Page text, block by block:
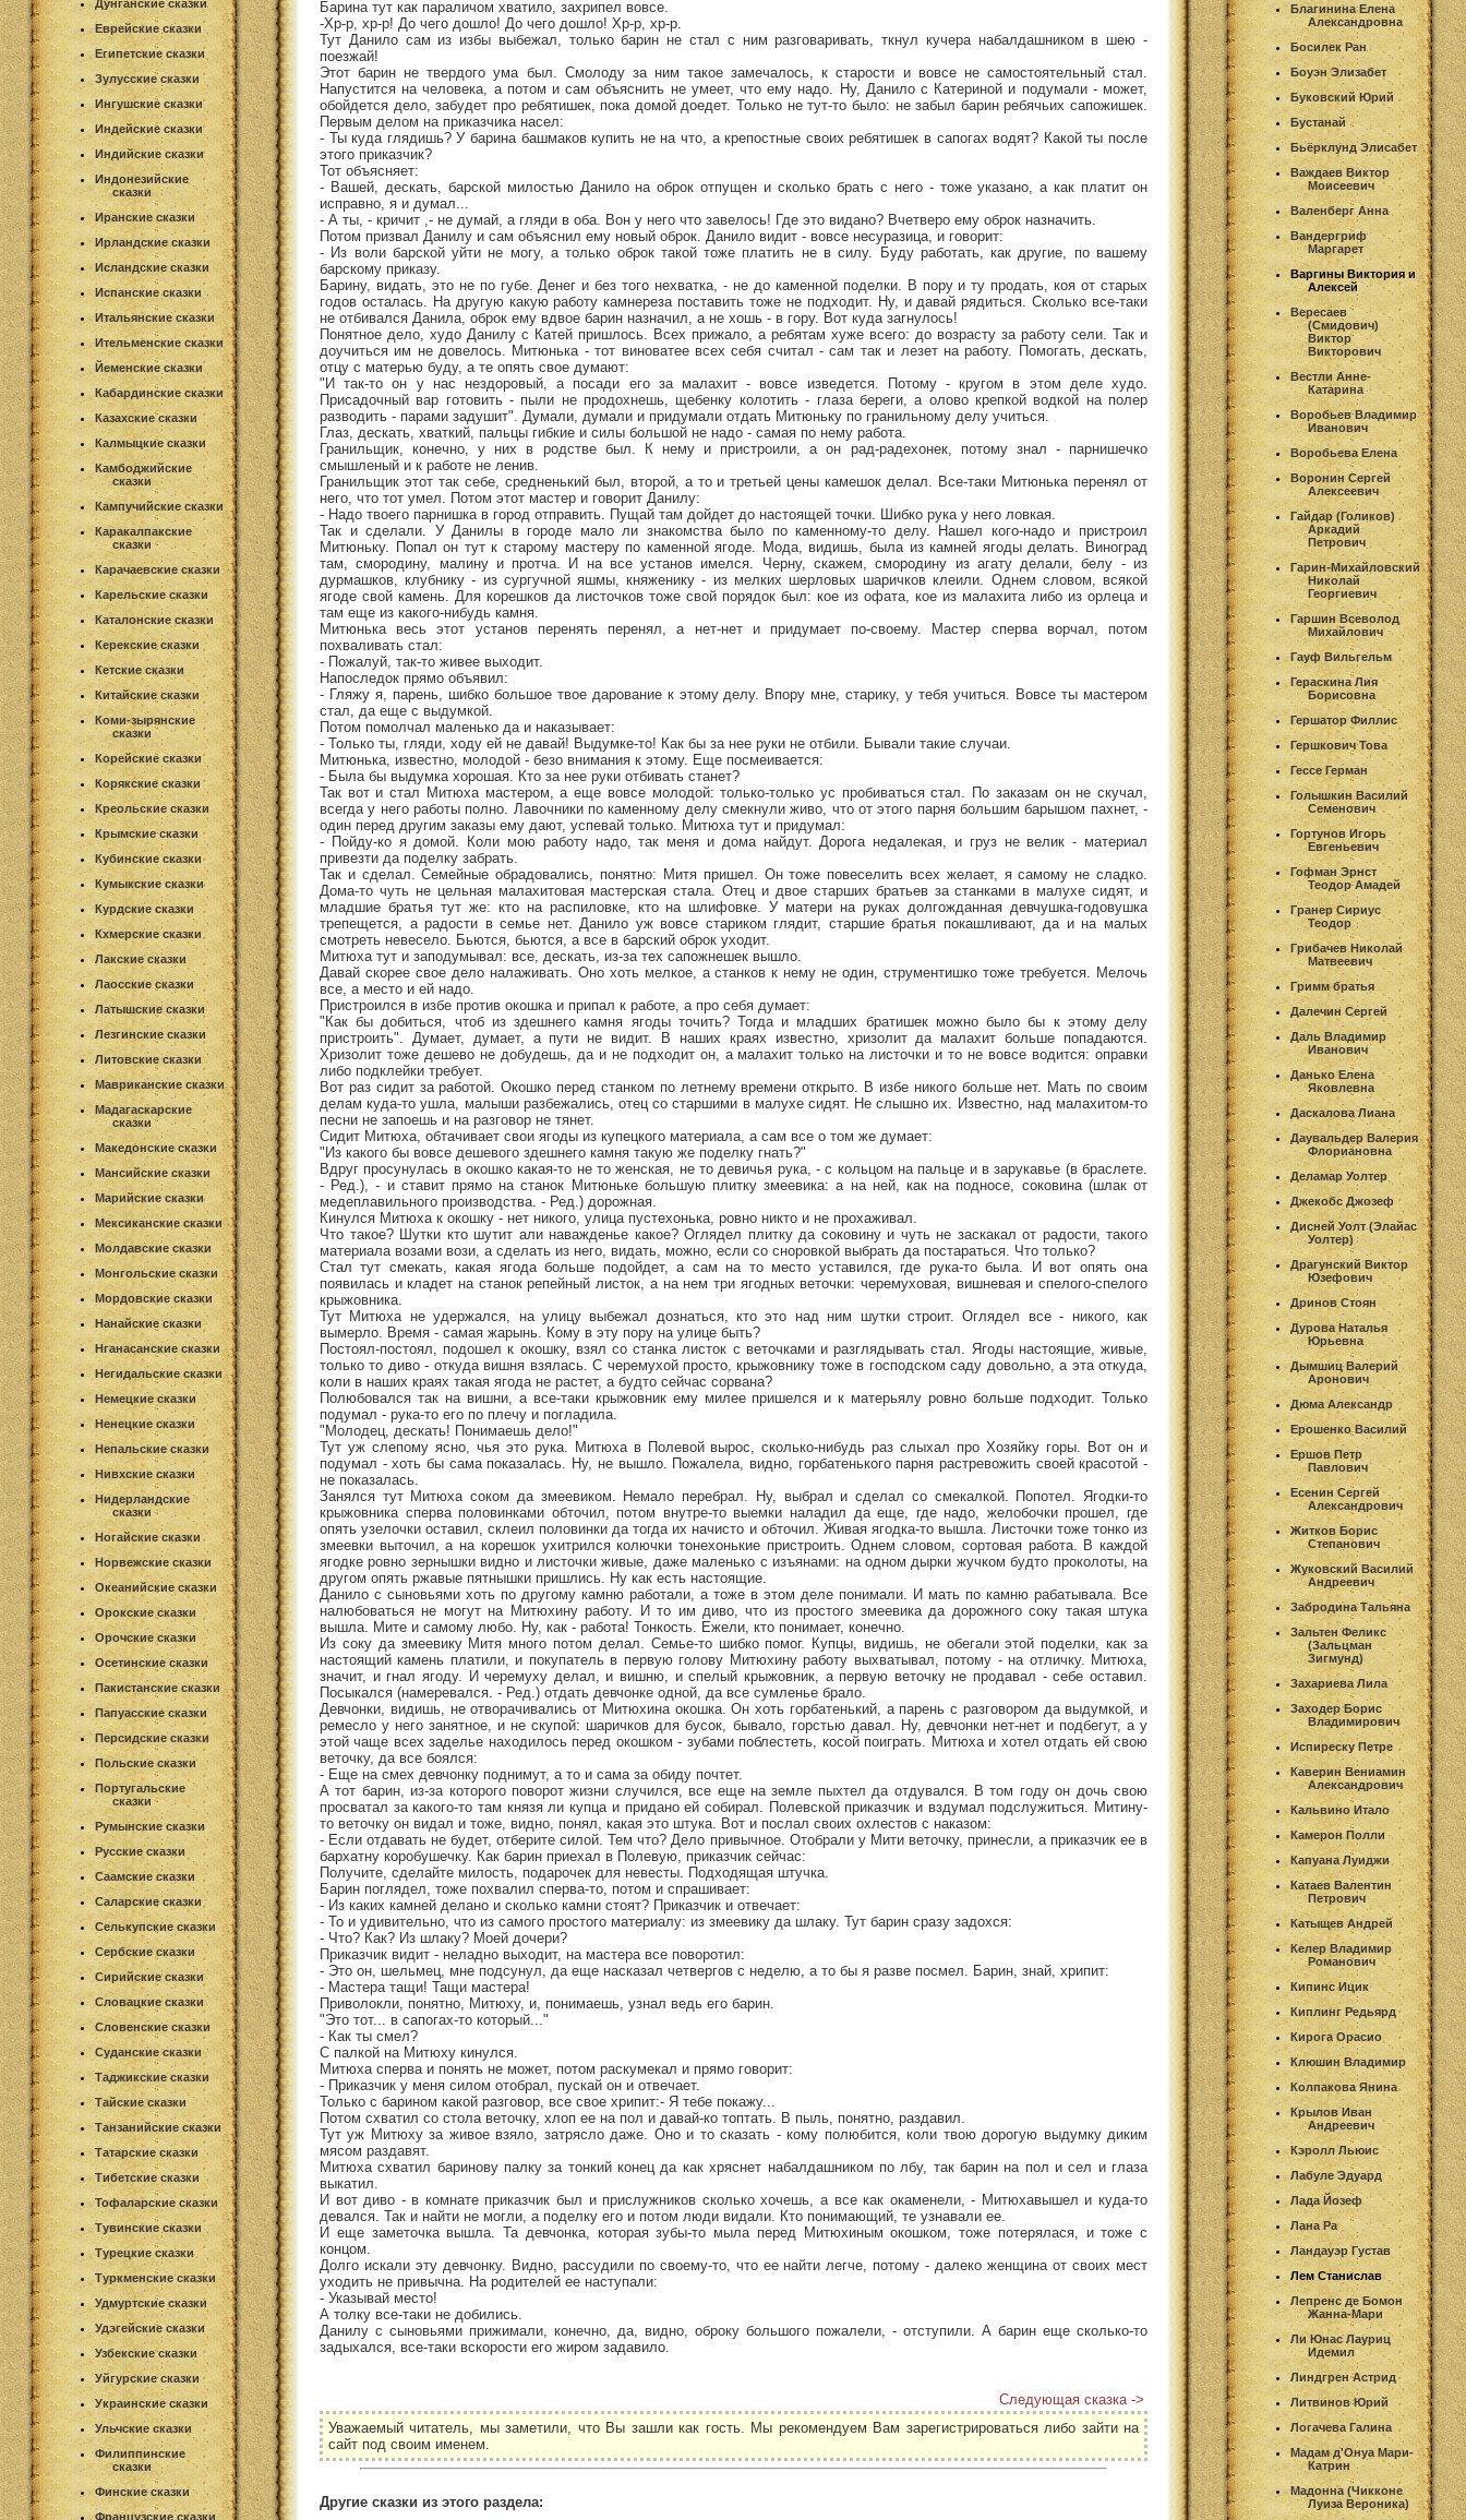
Дунганские сказки
Еврейские сказки
Египетские сказки
Зулусские сказки
Ингушские сказки
Индейские сказки
Индийские сказки
Индонезийские
сказки
Иранские сказки
Ирландские сказки
Исландские сказки
Испанские сказки
Итальянские сказки
Ительменские сказки
Йеменские сказки
Кабардинские сказки
Казахские сказки
Калмыцкие сказки
Камбоджийские
сказки
Кампучийские сказки
Каракалпакские
сказки
Карачаевские сказки
Карельские сказки
Каталонские сказки
Керекские сказки
Кетские сказки
Китайские сказки
Коми-зырянские
сказки
Корейские сказки
Корякские сказки
Креольские сказки
Крымские сказки
Кубинские сказки
Кумыкские сказки
Курдские сказки
Кхмерские сказки
Лакские сказки
Лаосские сказки
Латышские сказки
Лезгинские сказки
Литовские сказки
Мавриканские сказки
Мадагаскарские
сказки
Македонские сказки
Мансийские сказки
Марийские сказки
Мексиканские сказки
Молдавские сказки
Монгольские сказки
Мордовские сказки
Нанайские сказки
Нганасанские сказки
Негидальские сказки
Немецкие сказки
Ненецкие сказки
Непальские сказки
Нивхские сказки
Нидерландские
сказки
Ногайские сказки
Норвежские сказки
Океанийские сказки
Орокские сказки
Орочские сказки
Осетинские сказки
Пакистанские сказки
Папуасские сказки
Персидские сказки
Польские сказки
Португальские
сказки
Румынские сказки
Русские сказки
Саамские сказки
Саларские сказки
Селькупские сказки
Сербские сказки
Сирийские сказки
Словацкие сказки
Словенские сказки
Суданские сказки
Таджикские сказки
Тайские сказки
Танзанийские сказки
Татарские сказки
Тибетские сказки
Тофаларские сказки
Тувинские сказки
Турецкие сказки
Туркменские сказки
Удмуртские сказки
Удэгейские сказки
Узбекские сказки
Уйгурские сказки
Украинские сказки
Ульчские сказки
Филиппинские
сказки
Финские сказки
Французские сказки
Барина тут как параличом хватило, захрипел вовсе.
-Хр-р, хр-р! До чего дошло! До чего дошло! Хр-р, хр-р.
Тут Данило сам из избы выбежал, только барин не стал с ним разговаривать, ткнул кучера набалдашником в шею -
поезжай!
Этот барин не твердого ума был. Смолоду за ним такое замечалось, к старости и вовсе не самостоятельный стал.
Напустится на человека, а потом и сам объяснить не умеет, что ему надо. Ну, Данило с Катериной и подумали - может,
обойдется дело, забудет про ребятишек, пока домой доедет. Только не тут-то было: не забыл барин ребячьих сапожишек.
Первым делом на приказчика насел:
- Ты куда глядишь? У барина башмаков купить не на что, а крепостные своих ребятишек в сапогах водят? Какой ты после
этого приказчик?
Тот объясняет:
- Вашей, дескать, барской милостью Данило на оброк отпущен и сколько брать с него - тоже указано, а как платит он
исправно, я и думал...
- А ты, - кричит ,- не думай, а гляди в оба. Вон у него что завелось! Где это видано? Вчетверо ему оброк назначить.
Потом призвал Данилу и сам объяснил ему новый оброк. Данило видит - вовсе несуразица, и говорит:
- Из воли барской уйти не могу, а только оброк такой тоже платить не в силу. Буду работать, как другие, по вашему
барскому приказу.
Барину, видать, это не по губе. Денег и без того нехватка, - не до каменной поделки. В пору и ту продать, коя от старых
годов осталась. На другую какую работу камнереза поставить тоже не подходит. Ну, и давай рядиться. Сколько все-таки
не отбивался Данила, оброк ему вдвое барин назначил, а не хошь - в гору. Вот куда загнулось!
Понятное дело, худо Данилу с Катей пришлось. Всех прижало, а ребятам хуже всего: до возрасту за работу сели. Так и
доучиться им не довелось. Митюнька - тот виноватее всех себя считал - сам так и лезет на работу. Помогать, дескать,
отцу с матерью буду, а те опять свое думают:
"И так-то он у нас нездоровый, а посади его за малахит - вовсе изведется. Потому - кругом в этом деле худо.
Присадочный вар готовить - пыли не продохнешь, щебенку колотить - глаза береги, а олово крепкой водкой на полер
разводить - парами задушит". Думали, думали и придумали отдать Митюньку по гранильному делу учиться.
Глаз, дескать, хваткий, пальцы гибкие и силы большой не надо - самая по нему работа.
Гранильщик, конечно, у них в родстве был. К нему и пристроили, а он рад-радехонек, потому знал - парнишечко
смышленый и к работе не ленив.
Гранильщик этот так себе, средненький был, второй, а то и третьей цены камешок делал. Все-таки Митюнька перенял от
него, что тот умел. Потом этот мастер и говорит Данилу:
- Надо твоего парнишка в город отправить. Пущай там дойдет до настоящей точки. Шибко рука у него ловкая.
Так и сделали. У Данилы в городе мало ли знакомства было по каменному-то делу. Нашел кого-надо и пристроил
Митюньку. Попал он тут к старому мастеру по каменной ягоде. Мода, видишь, была из камней ягоды делать. Виноград
там, смородину, малину и протча. И на все установ имелся. Черну, скажем, смородину из агату делали, белу - из
дурмашков, клубнику - из сургучной яшмы, княженику - из мелких шерловых шаричков клеили. Однем словом, всякой
ягоде свой камень. Для корешков да листочков тоже свой порядок был: кое из офата, кое из малахита либо из орлеца и
там еще из какого-нибудь камня.
Митюнька весь этот установ перенять перенял, а нет-нет и придумает по-своему. Мастер сперва ворчал, потом
похваливать стал:
- Пожалуй, так-то живее выходит.
Напоследок прямо объявил:
- Гляжу я, парень, шибко большое твое дарование к этому делу. Впору мне, старику, у тебя учиться. Вовсе ты мастером
стал, да еще с выдумкой.
Потом помолчал маленько да и наказывает:
- Только ты, гляди, ходу ей не давай! Выдумке-то! Как бы за нее руки не отбили. Бывали такие случаи.
Митюнька, известно, молодой - безо внимания к этому. Еще посмеивается:
- Была бы выдумка хорошая. Кто за нее руки отбивать станет?
Так вот и стал Митюха мастером, а еще вовсе молодой: только-только ус пробиваться стал. По заказам он не скучал,
всегда у него работы полно. Лавочники по каменному делу смекнули живо, что от этого парня большим барышом пахнет, -
один перед другим заказы ему дают, успевай только. Митюха тут и придумал:
- Пойду-ко я домой. Коли мою работу надо, так меня и дома найдут. Дорога недалекая, и груз не велик - материал
привезти да поделку забрать.
Так и сделал. Семейные обрадовались, понятно: Митя пришел. Он тоже повеселить всех желает, я самому не сладко.
Дома-то чуть не цельная малахитовая мастерская стала. Отец и двое старших братьев за станками в малухе сидят, и
младшие братья тут же: кто на распиловке, кто на шлифовке. У матери на руках долгожданная девчушка-годовушка
трепещется, а радости в семье нет. Данило уж вовсе стариком глядит, старшие братья покашливают, да и на малых
смотреть невесело. Бьются, бьются, а все в барский оброк уходит.
Митюха тут и заподумывал: все, дескать, из-за тех сапожнешек вышло.
Давай скорее свое дело налаживать. Оно хоть мелкое, а станков к нему не один, струментишко тоже требуется. Мелочь
все, а место и ей надо.
Пристроился в избе против окошка и припал к работе, а про себя думает:
"Как бы добиться, чтоб из здешнего камня ягоды точить? Тогда и младших братишек можно было бы к этому делу
пристроить". Думает, думает, а пути не видит. В наших краях известно, хризолит да малахит больше попадаются.
Хризолит тоже дешево не добудешь, да и не подходит он, а малахит только на листочки и то не вовсе водится: оправки
либо подклейки требует.
Вот раз сидит за работой. Окошко перед станком по летнему времени открыто. В избе никого больше нет. Мать по своим
делам куда-то ушла, малыши разбежались, отец со старшими в малухе сидят. Не слышно их. Известно, над малахитом-то
песни не запоешь и на разговор не тянет.
Сидит Митюха, обтачивает свои ягоды из купецкого материала, а сам все о том же думает:
"Из какого бы вовсе дешевого здешнего камня такую же поделку гнать?"
Вдруг просунулась в окошко какая-то не то женская, не то девичья рука, - с кольцом на пальце и в зарукавье (в браслете.
- Ред.), - и ставит прямо на станок Митюньке большую плитку змеевика: а на ней, как на подносе, соковина (шлак от
медеплавильного производства. - Ред.) дорожная.
Кинулся Митюха к окошку - нет никого, улица пустехонька, ровно никто и не прохаживал.
Что такое? Шутки кто шутит али наважденье какое? Оглядел плитку да соковину и чуть не заскакал от радости, такого
материала возами вози, а сделать из него, видать, можно, если со сноровкой выбрать да постараться. Что только?
Стал тут смекать, какая ягода больше подойдет, а сам на то место уставился, где рука-то была. И вот опять она
появилась и кладет на станок репейный листок, а на нем три ягодных веточки: черемуховая, вишневая и спелого-спелого
крыжовника.
Тут Митюха не удержался, на улицу выбежал дознаться, кто это над ним шутки строит. Оглядел все - никого, как
вымерло. Время - самая жарынь. Кому в эту пору на улице быть?
Постоял-постоял, подошел к окошку, взял со станка листок с веточками и разглядывать стал. Ягоды настоящие, живые,
только то диво - откуда вишня взялась. С черемухой просто, крыжовнику тоже в господском саду довольно, а эта откуда,
коли в наших краях такая ягода не растет, а будто сейчас сорвана?
Полюбовался так на вишни, а все-таки крыжовник ему милее пришелся и к матерьялу ровно больше подходит. Только
подумал - рука-то его по плечу и погладила.
"Молодец, дескать! Понимаешь дело!"
Тут уж слепому ясно, чья это рука. Митюха в Полевой вырос, сколько-нибудь раз слыхал про Хозяйку горы. Вот он и
подумал - хоть бы сама показалась. Ну, не вышло. Пожалела, видно, горбатенького парня растревожить своей красотой -
не показалась.
Занялся тут Митюха соком да змеевиком. Немало перебрал. Ну, выбрал и сделал со смекалкой. Попотел. Ягодки-то
крыжовника сперва половинками обточил, потом внутре-то выемки наладил да еще, где надо, желобочки прошел, где
опять узелочки оставил, склеил половинки да тогда их начисто и обточил. Живая ягодка-то вышла. Листочки тоже тонко из
змеевки выточил, а на корешок ухитрился колючки тонехонькие пристроить. Однем словом, сортовая работа. В каждой
ягодке ровно зернышки видно и листочки живые, даже маленько с изъянами: на одном дырки жучком будто проколоты, на
другом опять ржавые пятнышки пришлись. Ну как есть настоящие.
Данило с сыновьями хоть по другому камню работали, а тоже в этом деле понимали. И мать по камню рабатывала. Все
налюбоваться не могут на Митюхину работу. И то им диво, что из простого змеевика да дорожного соку такая штука
вышла. Мите и самому любо. Ну, как - работа! Тонкость. Ежели, кто понимает, конечно.
Из соку да змеевику Митя много потом делал. Семье-то шибко помог. Купцы, видишь, не обегали этой поделки, как за
настоящий камень платили, и покупатель в первую голову Митюхину работу выхватывал, потому - на отличку. Митюха,
значит, и гнал ягоду. И черемуху делал, и вишню, и спелый крыжовник, а первую веточку не продавал - себе оставил.
Посыкался (намеревался. - Ред.) отдать девчонке одной, да все сумленье брало.
Девчонки, видишь, не отворачивались от Митюхина окошка. Он хоть горбатенький, а парень с разговором да выдумкой, и
ремесло у него занятное, и не скупой: шаричков для бусок, бывало, горстью давал. Ну, девчонки нет-нет и подбегут, а у
этой чаще всех заделье находилось перед окошком - зубами поблестеть, косой поиграть. Митюха и хотел отдать ей свою
веточку, да все боялся:
- Еще на смех девчонку поднимут, а то и сама за обиду почтет.
А тот барин, из-за которого поворот жизни случился, все еще на земле пыхтел да отдувался. В том году он дочь свою
просватал за какого-то там князя ли купца и придано ей собирал. Полевской приказчик и вздумал подслужиться. Митину-
то веточку он видал и тоже, видно, понял, какая это штука. Вот и послал своих охлестов с наказом:
- Если отдавать не будет, отберите силой. Тем что? Дело привычное. Отобрали у Мити веточку, принесли, а приказчик ее в
бархатну коробушечку. Как барин приехал в Полевую, приказчик сейчас:
Получите, сделайте милость, подарочек для невесты. Подходящая штучка.
Барин поглядел, тоже похвалил сперва-то, потом и спрашивает:
- Из каких камней делано и сколько камни стоят? Приказчик и отвечает:
- То и удивительно, что из самого простого материалу: из змеевику да шлаку. Тут барин сразу задохся:
- Что? Как? Из шлаку? Моей дочери?
Приказчик видит - неладно выходит, на мастера все поворотил:
- Это он, шельмец, мне подсунул, да еще насказал четвергов с неделю, а то бы я разве посмел. Барин, знай, хрипит:
- Мастера тащи! Тащи мастера!
Приволокли, понятно, Митюху, и, понимаешь, узнал ведь его барин.
"Это тот... в сапогах-то который..."
- Как ты смел?
С палкой на Митюху кинулся.
Митюха сперва и понять не может, потом раскумекал и прямо говорит:
- Приказчик у меня силом отобрал, пускай он и отвечает.
Только с барином какой разговор, все свое хрипит:- Я тебе покажу...
Потом схватил со стола веточку, хлоп ее на пол и давай-ко топтать. В пыль, понятно, раздавил.
Тут уж Митюху за живое взяло, затрясло даже. Оно и то сказать - кому полюбится, коли твою дорогую выдумку диким
мясом раздавят.
Митюха схватил баринову палку за тонкий конец да как хряснет набалдашником по лбу, так барин на пол и сел и глаза
выкатил.
И вот диво - в комнате приказчик был и прислужников сколько хочешь, а все как окаменели, - Митюхавышел и куда-то
девался. Так и найти не могли, а поделку его и потом люди видали. Кто понимающий, те узнавали ее.
И еще заметочка вышла. Та девчонка, которая зубы-то мыла перед Митюхиным окошком, тоже потерялася, и тоже с
концом.
Долго искали эту девчонку. Видно, рассудили по своему-то, что ее найти легче, потому - далеко женщина от своих мест
уходить не привычна. На родителей ее наступали:
- Указывай место!
А толку все-таки не добились.
Данилу с сыновьями прижимали, конечно, да, видно, оброку большого пожалели, - отступили. А барин еще сколько-то
задыхался, все-таки вскорости его жиром задавило.
Следующая сказка ->
Уважаемый читатель, мы заметили, что Вы зашли как гость. Мы рекомендуем Вам зарегистрироваться либо зайти на
сайт под своим именем.
Другие сказки из этого раздела:
Благинина Елена
Александровна
Босилек Ран
Боуэн Элизабет
Буковский Юрий
Бустанай
Бьёрклунд Элисабет
Важдаев Виктор
Моисеевич
Валенберг Анна
Вандергриф
Маргарет
Варгины Виктория и
Алексей
Вересаев
(Смидович)
Виктор
Викторович
Вестли Анне-
Катарина
Воробьев Владимир
Иванович
Воробьева Елена
Воронин Сергей
Алексеевич
Гайдар (Голиков)
Аркадий
Петрович
Гарин-Михайловский
Николай
Георгиевич
Гаршин Всеволод
Михайлович
Гауф Вильгельм
Гераскина Лия
Борисовна
Гершатор Филлис
Гершкович Това
Гессе Герман
Голышкин Василий
Семенович
Гортунов Игорь
Евгеньевич
Гофман Эрнст
Теодор Амадей
Гранер Сириус
Теодор
Грибачев Николай
Матвеевич
Гримм братья
Далечин Сергей
Даль Владимир
Иванович
Данько Елена
Яковлевна
Даскалова Лиана
Даувальдер Валерия
Флориановна
Деламар Уолтер
Джекобс Джозеф
Дисней Уолт (Элайас
Уолтер)
Драгунский Виктор
Юзефович
Дринов Стоян
Дурова Наталья
Юрьевна
Дымшиц Валерий
Аронович
Дюма Александр
Ерошенко Василий
Ершов Петр
Павлович
Есенин Сергей
Александрович
Житков Борис
Степанович
Жуковский Василий
Андреевич
Забродина Тальяна
Зальтен Феликс
(Зальцман
Зигмунд)
Захариева Лила
Заходер Борис
Владимирович
Испиреску Петре
Каверин Вениамин
Александрович
Кальвино Итало
Камерон Полли
Капуана Луиджи
Катаев Валентин
Петрович
Катыщев Андрей
Келер Владимир
Романович
Кипинс Ицик
Киплинг Редьярд
Кирога Орасио
Клюшин Владимир
Колпакова Янина
Крылов Иван
Андреевич
Кэролл Льюис
Лабуле Эдуард
Лада Йозеф
Лана Ра
Ландауэр Густав
Лем Станислав
Лепренс де Бомон
Жанна-Мари
Ли Юнас Лауриц
Идемил
Линдгрен Астрид
Литвинов Юрий
Логачева Галина
Мадам д'Онуа Мари-
Катрин
Мадонна (Чикконе
Луиза Вероника)